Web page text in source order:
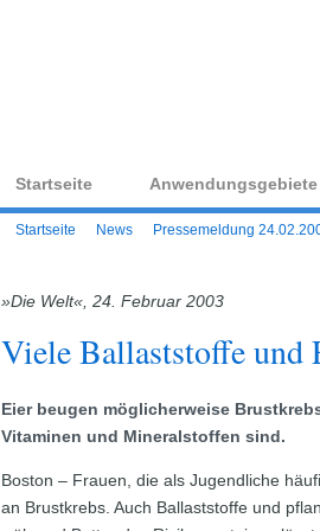
Startseite Anwendungsgebiete
Startseite News Pressemeldung
»Die Welt«, 24. Februar 2003
Viele Ballaststoffe und
Eier beugen möglicherweise
Vitaminen und Mineralstoffen sind.
Boston – Frauen, die als Jugendliche
an Brustkrebs. Auch Ballaststoffe und